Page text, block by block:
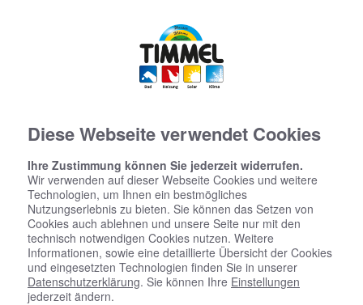
Diese Webseite verwendet Cookies
Ihre Zustimmung können Sie jederzeit widerrufen.
Wir verwenden auf dieser Webseite Cookies und weitere
Technologien, um Ihnen ein bestmögliches
Nutzungserlebnis zu bieten. Sie können das Setzen von
Cookies auch ablehnen und unsere Seite nur mit den
technisch notwendigen Cookies nutzen. Weitere
Informationen, sowie eine detaillierte Übersicht der Cookies
und eingesetzten Technologien finden Sie in unserer
Datenschutzerklärung. Sie können Ihre Einstellungen
jederzeit ändern.